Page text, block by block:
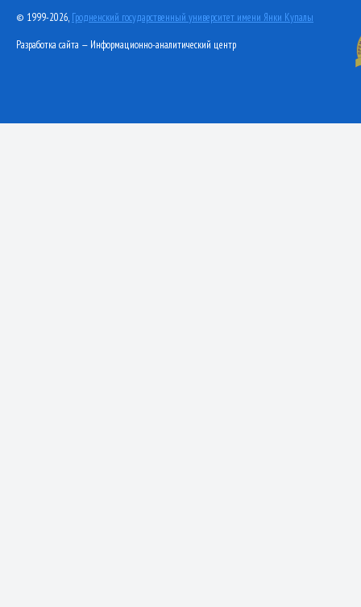
© 1999-2026, Гродненский государственный университет имени Янки Купалы
Разработка сайта — Информационно-аналитический центр